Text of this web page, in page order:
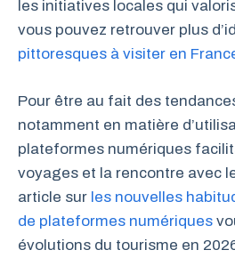
les initiatives locales qui
vous pouvez retrouver plus
pittoresques à visiter en
Pour être au fait des
notamment en matière
plateformes numériques
voyages et la rencontre avec
article sur les nouvelles
de plateformes numériques
évolutions du tourisme en